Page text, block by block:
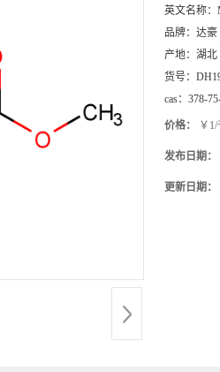
英文名称：
品牌： 达豪
产地： 湖北
货号：
cas： 378-
价格： ￥
发布日期：
更新日期：